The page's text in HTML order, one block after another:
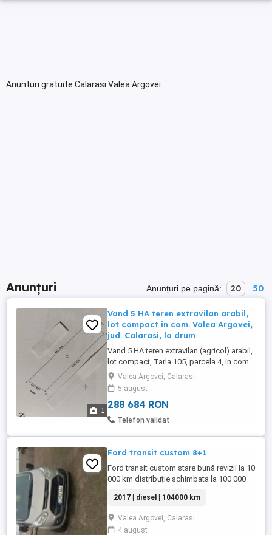
Anunturi gratuite Calarasi Valea Argovei
Anunțuri Anunțuri pe pagină: 20 50
1
Vand 5 HA teren extravilan arabil,
lot compact in com. Valea Argovei,
jud. Calarasi, la drum
Vand 5 HA teren extravilan (agricol) arabil,
lot compact, Tarla 105, parcela 4, in com.
Valea Argovei, jud. Calarasi, cu deschidere
la drum de 109,14 m (NV) si la canal de
106,07 m (SE), conform imaginii. Pret
informativ 55.000 euro. Contractul de
arenda expira in 31.12.2026. Pretul poate
Valea Argovei, Calarasi
5 august
288 684 RON
Telefon validat
Ford transit custom 8+1
Ford transit custom stare bună revizii la 10
000 km distribuție schimbata la 100 000
2017 | diesel | 104000 km
Valea Argovei, Calarasi
4 august